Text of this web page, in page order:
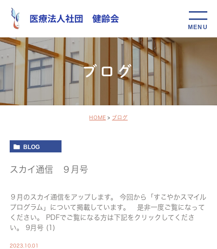
ブログ
HOME ブログ
BLOG
スカイ通信 ９月号
９月のスカイ通信をアップします。 今回から「すこやかスマイル
プログラム」について掲載しています。 是非一度ご覧になって
ください。 PDFでご覧になる方は下記をクリックしてくださ
い。 9月号 (1)
2023.10.01